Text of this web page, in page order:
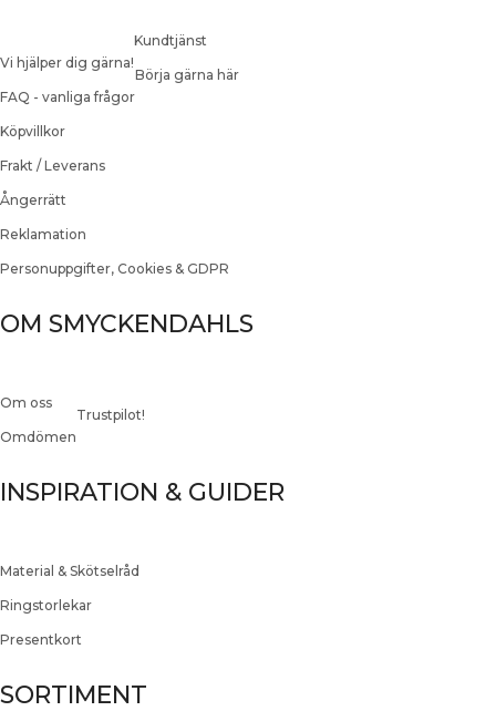
Vi hjälper dig gärna!
Kundtjänst
FAQ - vanliga frågor
Börja gärna här
Köpvillkor
Frakt / Leverans
Ångerrätt
Reklamation
Personuppgifter, Cookies & GDPR
OM SMYCKENDAHLS
Om oss
Omdömen
Trustpilot!
INSPIRATION & GUIDER
Material & Skötselråd
Ringstorlekar
Presentkort
SORTIMENT